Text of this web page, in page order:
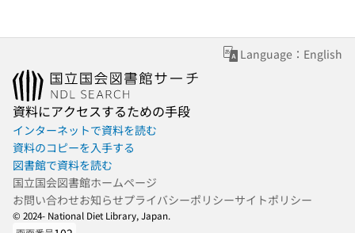
Language：English
資料にアクセスするための手段
インターネットで資料を読む
資料のコピーを入手する
図書館で資料を読む
国立国会図書館ホームページ
お問い合わせお知らせプライバシーポリシーサイトポリシー
© 2024- National Diet Library, Japan.